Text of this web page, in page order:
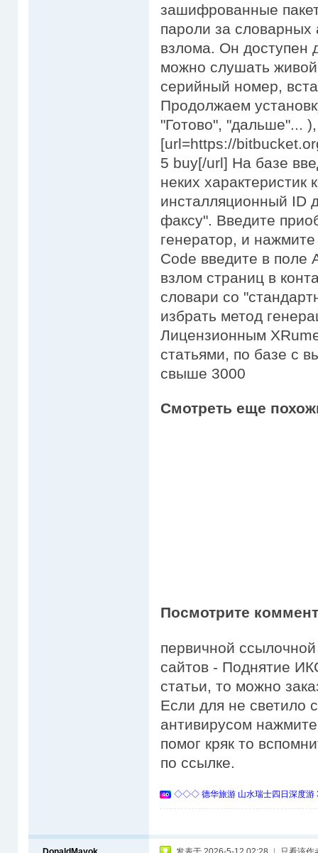
зашифрованные
пароли за словарных
взлома. Он доступен
можно слушать
серийный номер,
Продолжаем
"Готово", "дальше"...
[url=https://
5 buy[/url] На базе
неких
инсталляционный ID
факсу". Введите
генератор, и
Code введите в поле
взлом страниц в
словари со
избрать метод
Лицензионным
статьями, по базе с
свыше 3000
Смотреть еще
Посмотрите
первичной
сайтов - Поднятие
статьи, то можно
Если для не светило
антивирусом
помог кряк то
по ссылке.
◇◇◇ 德华旅游 山水瑞士四日深度